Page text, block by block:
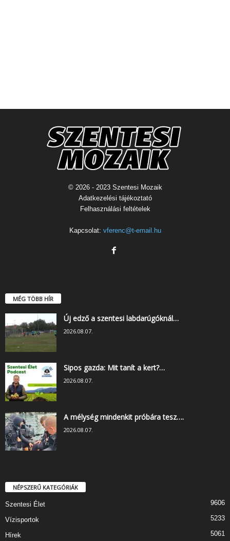
© 2026 - 2023 Szentesi Mozaik
Adatkezelési tájékoztató
Felhasználási feltételek
Kapcsolat: vferenc@t-email.hu
MÉG TÖBB HÍR
Új edző a szentesi labdarúgóknál…
2026.08.07.
Sipos gazda: Mit tanít a kert?…
2026.08.07.
A mélység mindenkit próbára tesz….
2026.08.07.
NÉPSZERŰ KATEGÓRIÁK
Szentesi Élet 9606
Vízisportok 5233
Hírek 5061